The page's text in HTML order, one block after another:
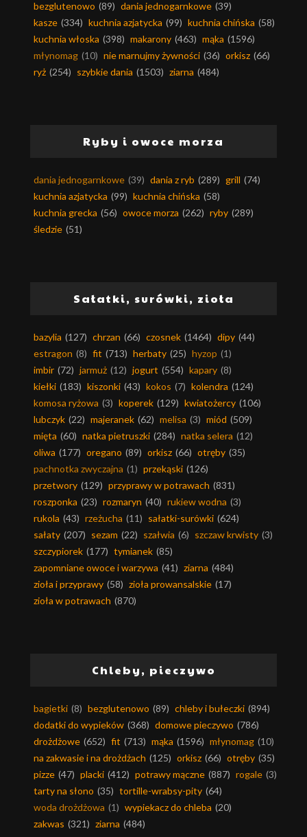
bezglutenowo (89) dania jednogarnkowe (39)
kasze (334) kuchnia azjatycka (99) kuchnia chińska (58)
kuchnia włoska (398) makarony (463) mąka (1596)
młynomag (10) nie marnujmy żywności (36) orkisz (66)
ryż (254) szybkie dania (1503) ziarna (484)
Ryby i owoce morza
dania jednogarnkowe (39) dania z ryb (289) grill (74)
kuchnia azjatycka (99) kuchnia chińska (58)
kuchnia grecka (56) owoce morza (262) ryby (289)
śledzie (51)
Sałatki, surówki, zioła
bazylia (127) chrzan (66) czosnek (1464) dipy (44)
estragon (8) fit (713) herbaty (25) hyzop (1)
imbir (72) jarmuż (12) jogurt (554) kapary (8)
kiełki (183) kiszonki (43) kokos (7) kolendra (124)
komosa ryżowa (3) koperek (129) kwiatożercy (106)
lubczyk (22) majeranek (62) melisa (3) miód (509)
mięta (60) natka pietruszki (284) natka selera (12)
oliwa (177) oregano (89) orkisz (66) otręby (35)
pachnotka zwyczajna (1) przekąski (126)
przetwory (129) przyprawy w potrawach (831)
roszponka (23) rozmaryn (40) rukiew wodna (3)
rukola (43) rzeżucha (11) sałatki-surówki (624)
sałaty (207) sezam (22) szałwia (6) szczaw krwisty (3)
szczypiorek (177) tymianek (85)
zapomniane owoce i warzywa (41) ziarna (484)
zioła i przyprawy (58) zioła prowansalskie (17)
zioła w potrawach (870)
Chleby, pieczywo
bagietki (8) bezglutenowo (89) chleby i bułeczki (894)
dodatki do wypieków (368) domowe pieczywo (786)
drożdżowe (652) fit (713) mąka (1596) młynomag (10)
na zakwasie i na drożdżach (125) orkisz (66) otręby (35)
pizze (47) placki (412) potrawy mączne (887) rogale (3)
tarty na słono (35) tortille-wrabsy-pity (64)
woda drożdżowa (1) wypiekacz do chleba (20)
zakwas (321) ziarna (484)